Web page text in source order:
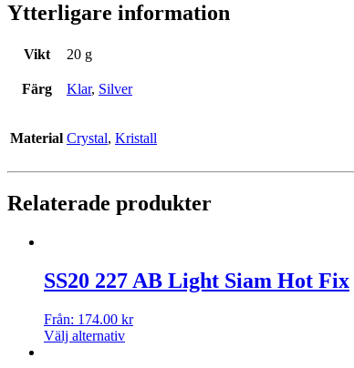
Ytterligare information
Vikt 20 g
Färg Klar, Silver
Material Crystal, Kristall
Relaterade produkter
SS20 227 AB Light Siam Hot Fix
Från: 174.00 kr
Välj alternativ